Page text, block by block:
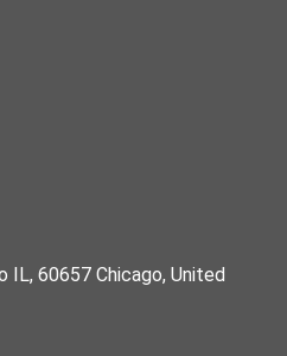
IL, 60657 Chicago, United